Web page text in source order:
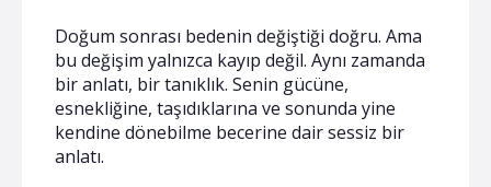
Doğum sonrası bedenin değiştiği doğru. Ama
bu değişim yalnızca kayıp değil. Aynı zamanda
bir anlatı, bir tanıklık. Senin gücüne,
esnekliğine, taşıdıklarına ve sonunda yine
kendine dönebilme becerine dair sessiz bir
anlatı.